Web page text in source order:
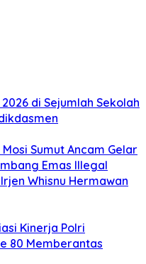
di Sejumlah Sekolah
Sumut Ancam Gelar
Emas Illegal
Whisnu Hermawan
Kinerja Polri
80 Memberantas